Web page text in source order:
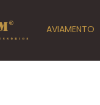
AVIAMENTO